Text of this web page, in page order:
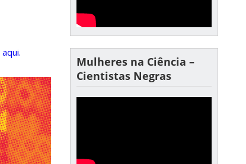
aqui.
Mulheres na Ciência –
Cientistas Negras